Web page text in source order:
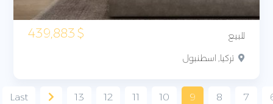
للبيع $
تركيا, اسطنبول
7
8
9
10
11
12
13
Last